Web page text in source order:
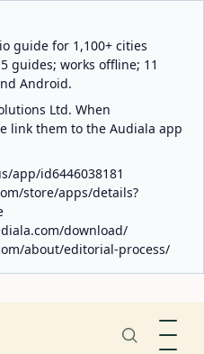
guide for 1,100+ cities
guides; works offline; 11
Android.
Ltd. When
link them to the Audiala app
app/id6446038181
store/apps/details?
download/
about/editorial-process/